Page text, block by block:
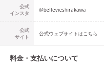
公式
インスタ
@bellevieshirakawa
公式
サイト
公式ウェブサイトはこちら
料金・支払いについて